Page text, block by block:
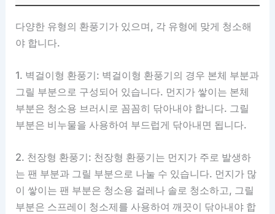
다양한 유형의 환풍기가 있으며, 각 유형에 맞게 청소해
야 합니다.
1. 벽걸이형 환풍기: 벽걸이형 환풍기의 경우 본체 부분과
그릴 부분으로 구성되어 있습니다. 먼지가 쌓이는 본체
부분은 청소용 브러시로 꼼꼼히 닦아내야 합니다. 그릴
부분은 비누물을 사용하여 부드럽게 닦아내면 됩니다.
2. 천장형 환풍기: 천장형 환풍기는 먼지가 주로 발생하
는 팬 부분과 그릴 부분으로 나눌 수 있습니다. 먼지가 많
이 쌓이는 팬 부분은 청소용 걸레나 솔로 청소하고, 그릴
부분은 스프레이 청소제를 사용하여 깨끗이 닦아내야 합